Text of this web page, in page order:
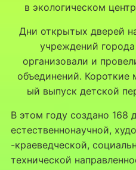
в экологическом
Дни открытых дверей
учреждений
организовали и
объединений.
ый выпуск детской
В этом году создано 168
естественнонаучной,
-краеведческой,
технической